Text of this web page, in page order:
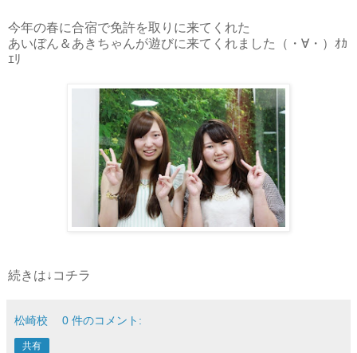
今年の春に合宿で免許を取りに来てくれた
あいぼん＆あきちゃんが遊びに来てくれました（・∀・）ｵｶ
ｴﾘ
続きは↓コチラ
松崎校 0 件のコメント:
共有